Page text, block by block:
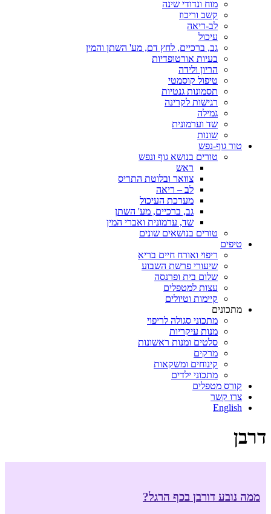
מוח ונדודי שינה
קשב וריכוז
לב-ריאה
עיכול
גב, ברכיים, לחץ דם, מע' השתן והמין
בעיות אורטופדיות
הריון ולידה
טיפול קוסמטי
תסמונות גנטיות
רגישות לקרינה
גמילה
שד וערמונית
שונות
טור גוף-נפש
טורים בנושא גוף ונפש
ראש
צוואר ובלוטת התריס
לב – ריאה
מערכת העיכול
גב, ברכיים, מע' השתן
שד, ערמונית ואברי המין
טורים בנושאים שונים
טיפים
ריפוי ואורח חיים בריא
שיעורי פרשת השבוע
שלום בית ופרנסה
עצות למטפלים
קיימות וטיולים
מתכונים
מתכוני סגולה לריפוי
מנות עיקריות
סלטים ומנות ראשונות
מרקים
קינוחים ומשקאות
מתכוני ילדים
קורס מטפלים
צרו קשר
English
דרבן
ממה נובע דורבן בכף הרגל?